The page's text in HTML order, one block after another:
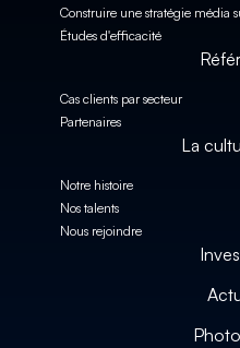
Construire une stratégie média
Études d'efficacité
Cas clients par secteur
Partenaires
La
Notre histoire
Nos talents
Nous rejoindre